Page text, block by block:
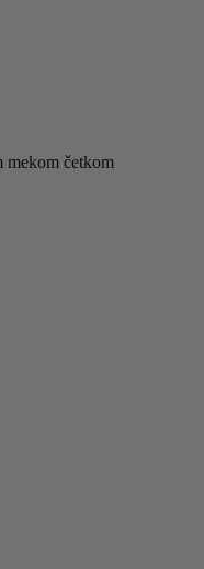
mekom četkom